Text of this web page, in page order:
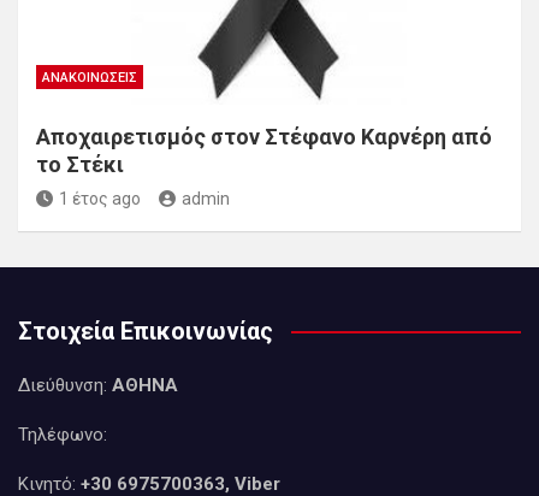
ΑΝΑΚΟΙΝΏΣΕΙΣ
Αποχαιρετισμός στον Στέφανο Καρνέρη από
το Στέκι
1 έτος ago admin
Στοιχεία Επικοινωνίας
Διεύθυνση: ΑΘΗΝΑ
Τηλέφωνο:
Κινητό: +30 6975700363, Viber